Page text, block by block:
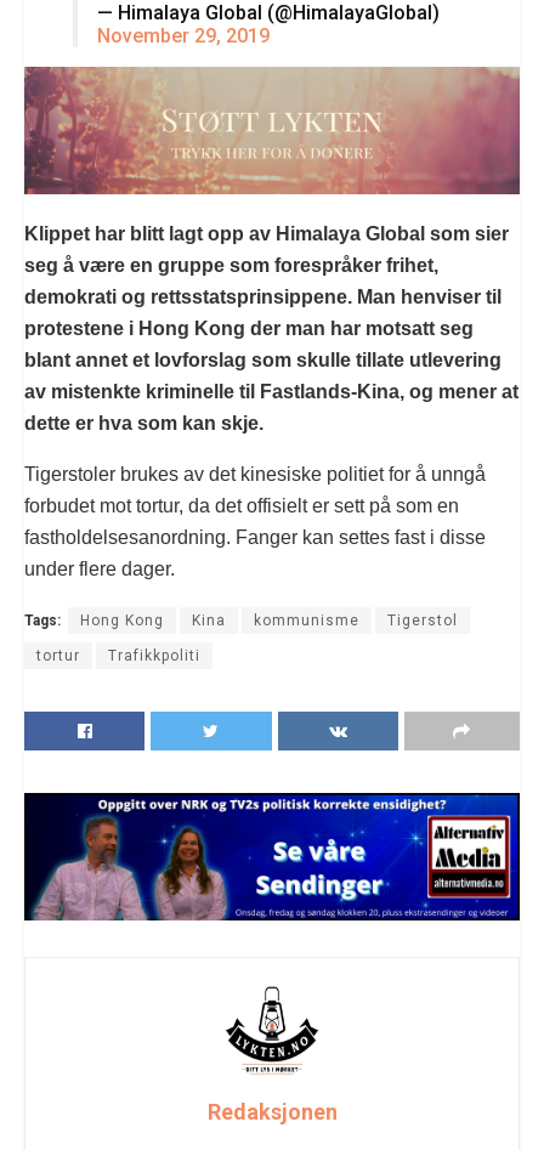
— Himalaya Global (@HimalayaGlobal)
November 29, 2019
Klippet har blitt lagt opp av Himalaya Global som sier
seg å være en gruppe som forespråker frihet,
demokrati og rettsstatsprinsippene. Man henviser til
protestene i Hong Kong der man har motsatt seg
blant annet et lovforslag som skulle tillate utlevering
av mistenkte kriminelle til Fastlands-Kina, og mener at
dette er hva som kan skje.
Tigerstoler brukes av det kinesiske politiet for å unngå
forbudet mot tortur, da det offisielt er sett på som en
fastholdelsesanordning. Fanger kan settes fast i disse
under flere dager.
Tags: Hong Kong Kina kommunisme Tigerstol
tortur Trafikkpoliti
Redaksjonen